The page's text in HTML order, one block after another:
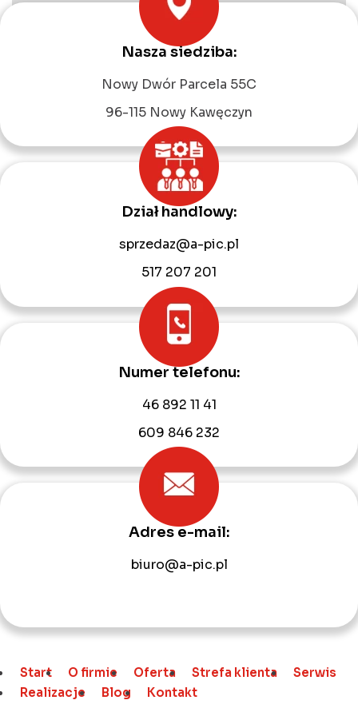
Nasza siedziba:
Nowy Dwór Parcela 55C
96-115 Nowy Kawęczyn
Dział handlowy:
sprzedaz@a-pic.pl
517 207 201
Numer telefonu:
46 892 11 41
609 846 232
Adres e-mail:
biuro@a-pic.pl
Start O firmie Oferta Strefa klienta
Serwis
Realizacje
Blog Kontakt